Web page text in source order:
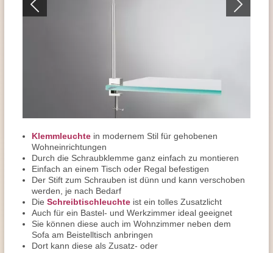
Klemmleuchte in modernem Stil für gehobenen
Wohneinrichtungen
Durch die Schraubklemme ganz einfach zu montieren
Einfach an einem Tisch oder Regal befestigen
Der Stift zum Schrauben ist dünn und kann verschoben
werden, je nach Bedarf
Die Schreibtischleuchte ist ein tolles Zusatzlicht
Auch für ein Bastel- und Werkzimmer ideal geeignet
Sie können diese auch im Wohnzimmer neben dem
Sofa am Beistelltisch anbringen
Dort kann diese als Zusatz- oder